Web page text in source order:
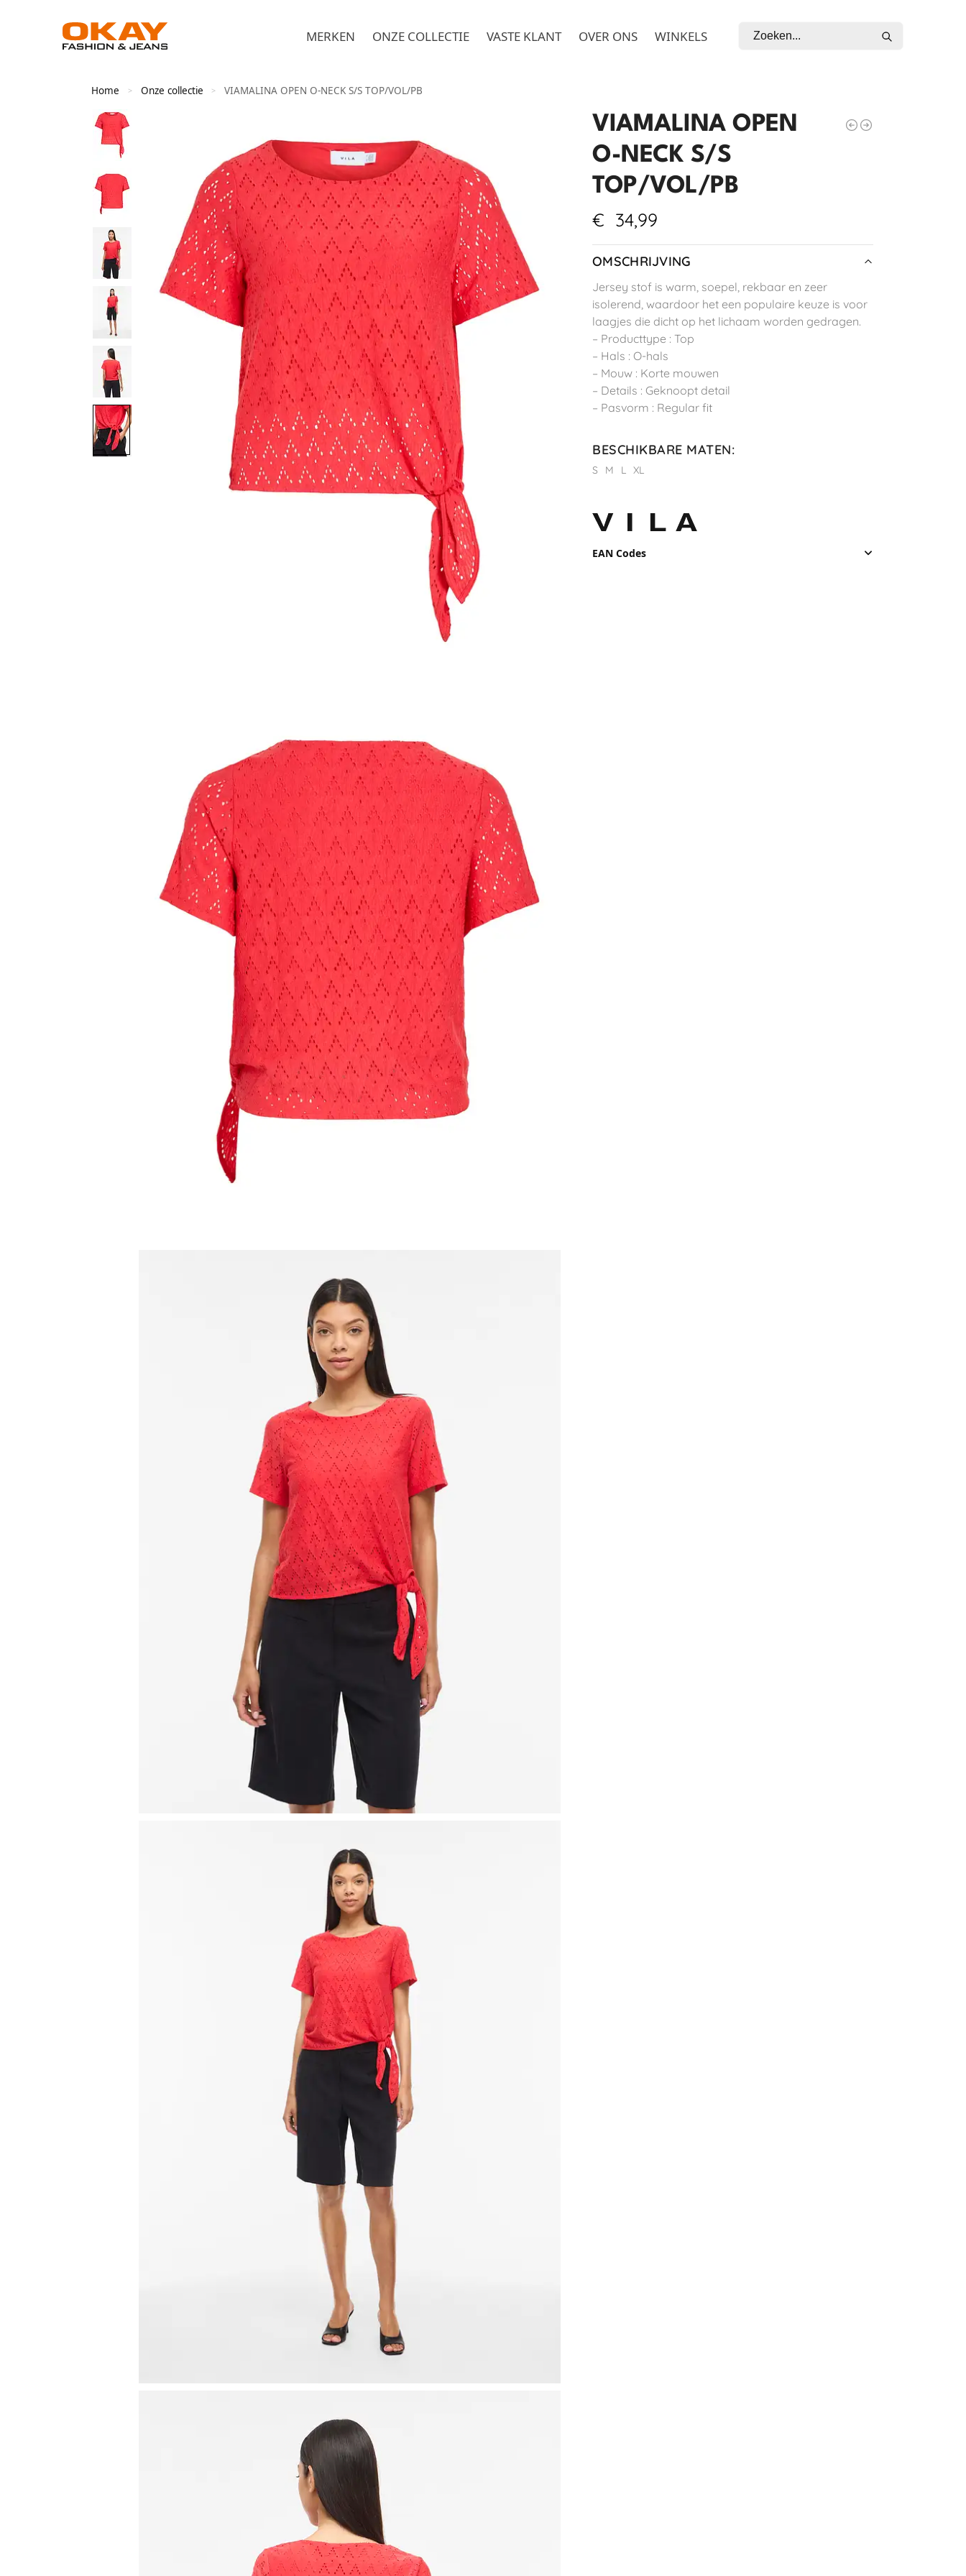
MERKEN ONZE COLLECTIE VASTE KLANT OVER ONS WINKELS
Home > Onze collectie > VIAMALINA OPEN O-NECK S/S TOP/VOL/PB
VIAMALINA OPEN
O-NECK S/S
TOP/VOL/PB
€ 34,99
OMSCHRIJVING
Jersey stof is warm, soepel, rekbaar en zeer
isolerend, waardoor het een populaire keuze is voor
laagjes die dicht op het lichaam worden gedragen.
– Producttype : Top
– Hals : O-hals
– Mouw : Korte mouwen
– Details : Geknoopt detail
– Pasvorm : Regular fit
BESCHIKBARE MATEN:
S M L XL
EAN Codes